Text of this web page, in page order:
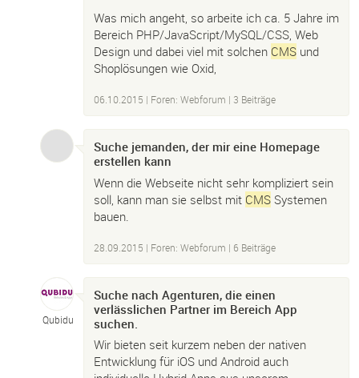
Was mich angeht, so arbeite ich ca. 5 Jahre im
Bereich PHP/JavaScript/MySQL/CSS, Web
Design und dabei viel mit solchen CMS und
Shoplösungen wie Oxid,
06.10.2015 | Foren: Webforum | 3 Beiträge
Suche jemanden, der mir eine Homepage
erstellen kann
Wenn die Webseite nicht sehr kompliziert sein
soll, kann man sie selbst mit CMS Systemen
bauen.
28.09.2015 | Foren: Webforum | 6 Beiträge
Qubidu
Suche nach Agenturen, die einen
verlässlichen Partner im Bereich App
suchen.
Wir bieten seit kurzem neben der nativen
Entwicklung für iOS und Android auch